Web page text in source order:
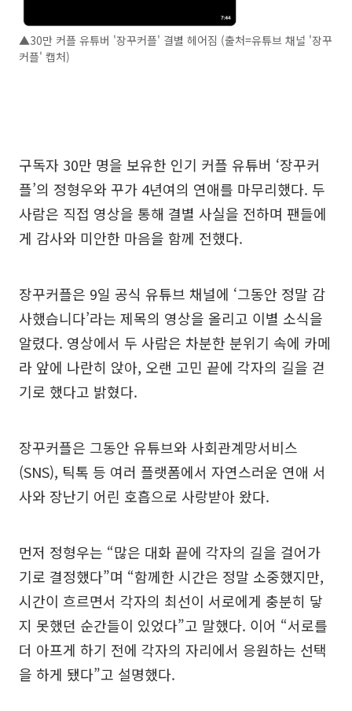
▲30만 커플 유튜버 '장꾸커플' 결별 헤어짐 (출처=유튜브 채널 '장꾸
커플' 캡처)
구독자 30만 명을 보유한 인기 커플 유튜버 ‘장꾸커
플’의 정형우와 꾸가 4년여의 연애를 마무리했다. 두
사람은 직접 영상을 통해 결별 사실을 전하며 팬들에
게 감사와 미안한 마음을 함께 전했다.
장꾸커플은 9일 공식 유튜브 채널에 ‘그동안 정말 감
사했습니다’라는 제목의 영상을 올리고 이별 소식을
알렸다. 영상에서 두 사람은 차분한 분위기 속에 카메
라 앞에 나란히 앉아, 오랜 고민 끝에 각자의 길을 걷
기로 했다고 밝혔다.
장꾸커플은 그동안 유튜브와 사회관계망서비스
(SNS), 틱톡 등 여러 플랫폼에서 자연스러운 연애 서
사와 장난기 어린 호흡으로 사랑받아 왔다.
먼저 정형우는 “많은 대화 끝에 각자의 길을 걸어가
기로 결정했다”며 “함께한 시간은 정말 소중했지만,
시간이 흐르면서 각자의 최선이 서로에게 충분히 닿
지 못했던 순간들이 있었다”고 말했다. 이어 “서로를
더 아프게 하기 전에 각자의 자리에서 응원하는 선택
을 하게 됐다”고 설명했다.